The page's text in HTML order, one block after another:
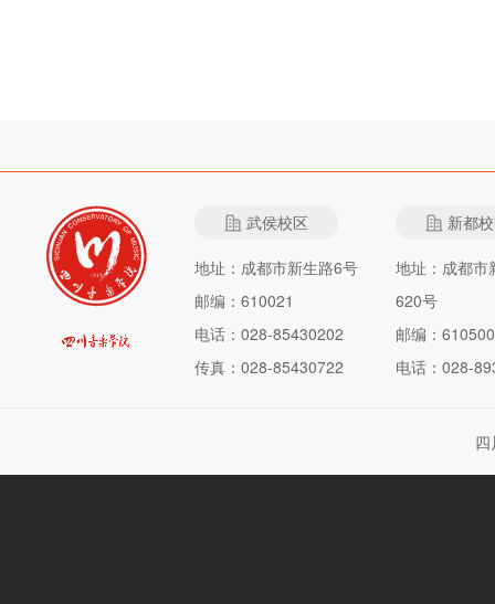
武侯校区
地址：成都市新生路6号
邮编：610021
电话：028-85430202
传真：028-85430722
新都
地址：成都市
620号
邮编：610500
电话：028-